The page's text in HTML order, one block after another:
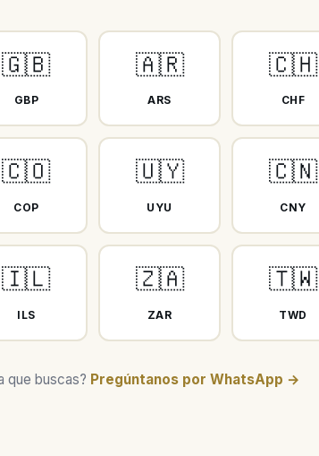
🇬🇧
GBP
🇦🇷
ARS
🇨🇭
CHF
🇨🇴
COP
🇺🇾
UYU
🇨🇳
CNY
🇮🇱
ILS
🇿🇦
ZAR
🇹🇼
TWD
que buscas? Pregúntanos por WhatsApp →